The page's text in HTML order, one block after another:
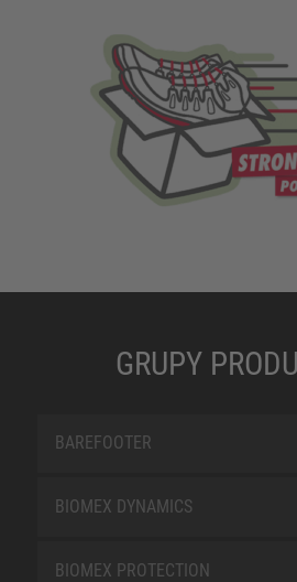
GRUPY
BAREFOOTER
BIOMEX DYNAMICS
BIOMEX PROTECTION